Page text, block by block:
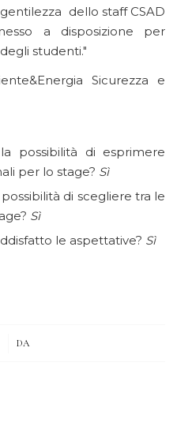
dello staff CSAD
a disposizione per
studenti.
Sicurezza e
possibilità di esprimere
per lo stage? Sì
di scegliere tra le
Sì
le aspettative? Sì
DA